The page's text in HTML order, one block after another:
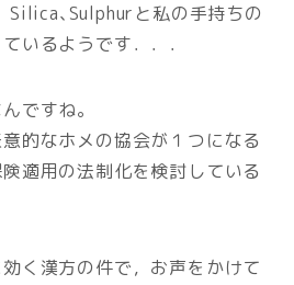
Silica､Sulphurと私の手持ちの
いるようです．．．
ですね。
的なホメの協会が１つになる
適用の法制化を検討している
く漢方の件で，お声をかけて